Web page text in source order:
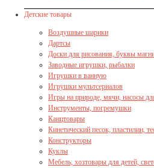
Детские товары
Воздушные шарики
Дартсы
Доски для рисования, буквы
Заводные игрушки, рыбалки
Игрушки в ванную
Игрушки мультсериалов
Игры на природе, мячи, насосы
Инструменты, погремушки
Канцтовары
Кинетический песок, пластилин,
Конструкторы
Куклы
Мебель, хозтовары для детей,